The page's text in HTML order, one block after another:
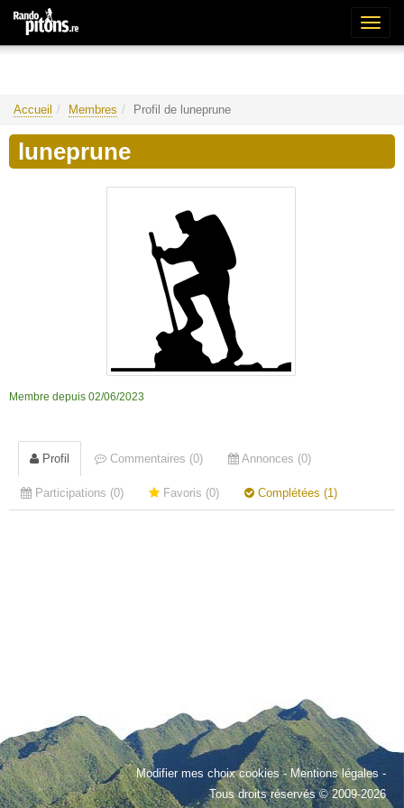
Accueil Membres Profil de luneprune
luneprune
Membre depuis 02/06/2023
Profil Commentaires (0) Annonces (0)
Participations (0) Favoris (0) Complétées (1)
Modifier mes choix cookies-Mentions légales -
Tous droits réservés © 2009-2026